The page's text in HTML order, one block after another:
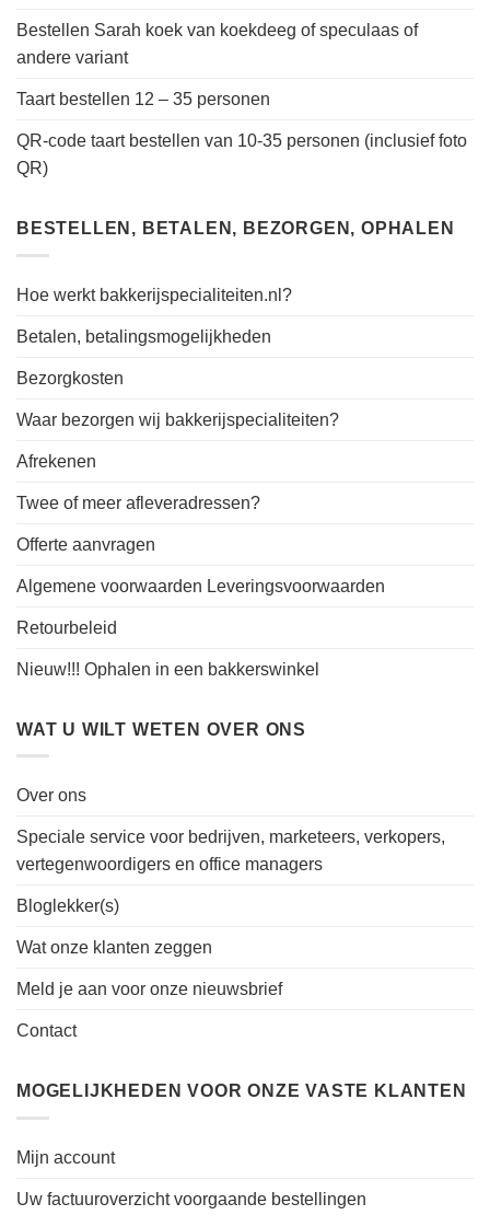
Bestellen Sarah koek van koekdeeg of speculaas of
andere variant
Taart bestellen 12 – 35 personen
QR-code taart bestellen van 10-35 personen (inclusief foto
QR)
BESTELLEN, BETALEN, BEZORGEN, OPHALEN
Hoe werkt bakkerijspecialiteiten.nl?
Betalen, betalingsmogelijkheden
Bezorgkosten
Waar bezorgen wij bakkerijspecialiteiten?
Afrekenen
Twee of meer afleveradressen?
Offerte aanvragen
Algemene voorwaarden Leveringsvoorwaarden
Retourbeleid
Nieuw!!! Ophalen in een bakkerswinkel
WAT U WILT WETEN OVER ONS
Over ons
Speciale service voor bedrijven, marketeers, verkopers,
vertegenwoordigers en office managers
Bloglekker(s)
Wat onze klanten zeggen
Meld je aan voor onze nieuwsbrief
Contact
MOGELIJKHEDEN VOOR ONZE VASTE KLANTEN
Mijn account
Uw factuuroverzicht voorgaande bestellingen